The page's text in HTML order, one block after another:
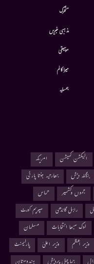
متحرك
مذہبی خبریں
موسيقى
میرا کالم
ہمسایہ
الیکشن کمیشن
امریکہ
بنگلہ دیش
بھارتیہ جنتا پارٹی
جموں وکشمیر
حماس
راہل گاندھی
سپریم کورٹ
لوک سبھا انتخابات
مسلمان
وزیر اعظم وزیر اعلیٰ
پارلیمنٹ